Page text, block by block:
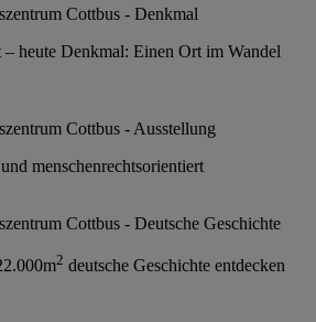
– heute Denkmal: Einen Ort im Wandel
menschenrechtsorientiert
2 deutsche Geschichte entdecken